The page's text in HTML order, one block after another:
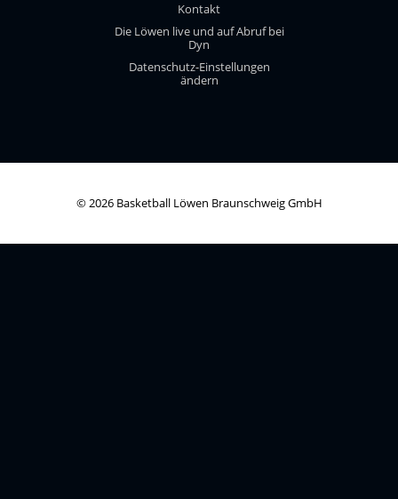
Kontakt
Die Löwen live und auf Abruf bei
Dyn
Datenschutz-Einstellungen
ändern
© 2026 Basketball Löwen Braunschweig GmbH